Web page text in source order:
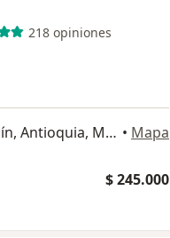
218 opiniones
Calle 34#65 - 24, Medellín, Antioquia, Medellín • Mapa
$ 245.000